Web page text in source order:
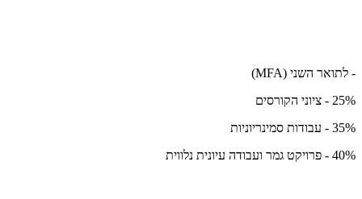
- לתואר השני (MFA
)
25% - ציוני הקורסים
35% - עבודות סמינריוניות
40% - פרויקט גמר ועבודה עיונית נלווית